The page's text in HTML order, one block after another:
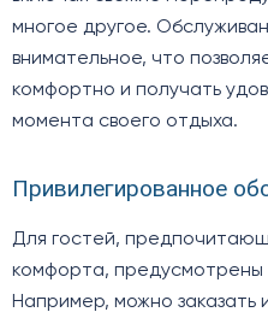
многое другое.
внимательное, что
комфортно и получать
момента своего отдыха.
Привилегированное
Для гостей,
комфорта, предусмотрены
Например, можно заказать